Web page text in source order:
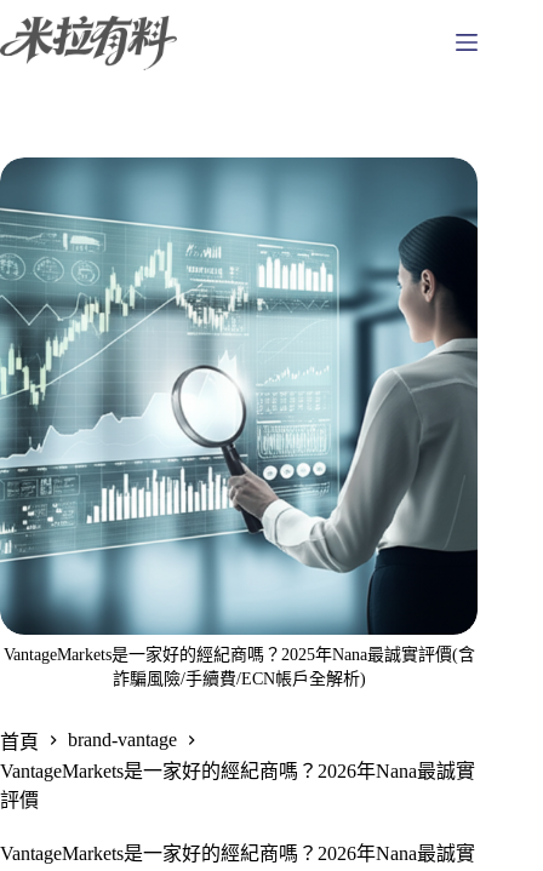
至
容
VantageMarkets是一家好的經紀商嗎？2025年Nana最誠實評價(含
詐騙風險/手續費/ECN帳戶全解析)
首頁
brand-vantage
VantageMarkets是一家好的經紀商嗎？2026年Nana最誠實
評價
VantageMarkets是一家好的經紀商嗎？2026年Nana最誠實